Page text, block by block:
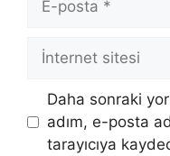
posta
İnternet
Daha sonraki
adım, e-posta
tarayıcıya